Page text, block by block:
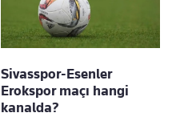
Sivasspor-Esenler
Erokspor maçı hangi
kanalda?